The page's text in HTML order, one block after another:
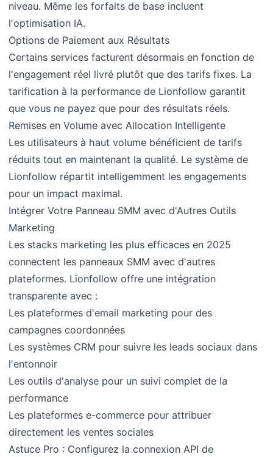
niveau. Même les forfaits de base incluent
l'optimisation IA.
Options de Paiement aux Résultats
Certains services facturent désormais en fonction de
l'engagement réel livré plutôt que des tarifs fixes. La
tarification à la performance de Lionfollow garantit
que vous ne payez que pour des résultats réels.
Remises en Volume avec Allocation Intelligente
Les utilisateurs à haut volume bénéficient de tarifs
réduits tout en maintenant la qualité. Le système de
Lionfollow répartit intelligemment les engagements
pour un impact maximal.
Intégrer Votre Panneau SMM avec d'Autres Outils
Marketing
Les stacks marketing les plus efficaces en 2025
connectent les panneaux SMM avec d'autres
plateformes. Lionfollow offre une intégration
transparente avec :
Les plateformes d'email marketing pour des
campagnes coordonnées
Les systèmes CRM pour suivre les leads sociaux dans
l'entonnoir
Les outils d'analyse pour un suivi complet de la
performance
Les plateformes e-commerce pour attribuer
directement les ventes sociales
Astuce Pro : Configurez la connexion API de